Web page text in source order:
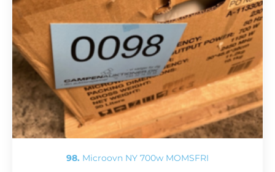
98. Microovn NY 700w MOMSFRI